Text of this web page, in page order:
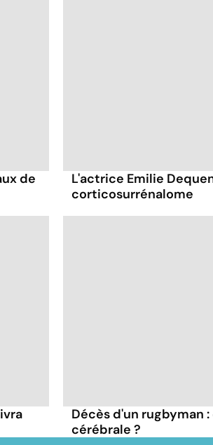
de
L'actrice Emilie
corticosurrénalome
Décès d'un rugbyman
cérébrale ?